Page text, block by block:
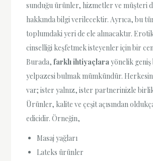
sunduğu ürünler, hizmetler ve müşteri
hakkında bilgi verilecektir. Ayrıca, bu
toplumdaki yeri de ele alınacaktır.
cinselliği keşfetmek isteyenler için bir
Burada,farklı ihtiyaçlarayönelik
yelpazesi bulmak mümkündür. Herkesin
var; ister yalnız, ister partnerinizle
Ürünler, kalite ve çeşit açısından
edicidir. Örneğin,
Masaj yağları
Lateks ürünler